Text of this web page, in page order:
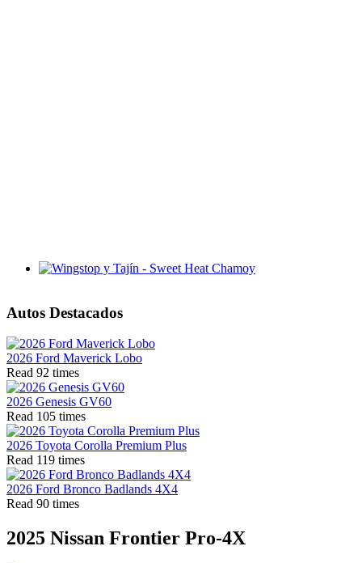
Autos Destacados
2026 Ford Maverick Lobo
Read 92 times
2026 Genesis GV60
Read 105 times
2026 Toyota Corolla Premium Plus
Read 119 times
2026 Ford Bronco Badlands 4X4
Read 90 times
2025 Nissan Frontier Pro-4X